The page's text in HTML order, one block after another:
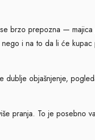
brzo prepozna —
i na to da li će kupac
dublje objašnjenje,
pranja. To je posebno